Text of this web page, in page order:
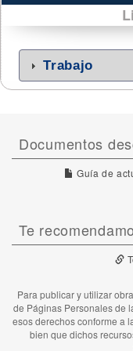
Trabajo
Documentos
Guía de
Te
Para publicar y utilizar
de Páginas Personales de
esos derechos conforme a
bien que dichos